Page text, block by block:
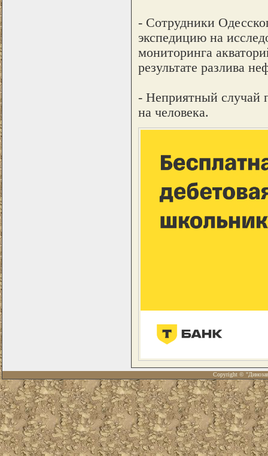
- Сотрудники
экспедицию на
мониторинга
результате разлива
- Неприятный случай
на человека.
Copyright ©